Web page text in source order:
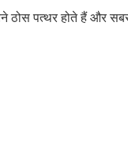
ठोस पत्थर होते हैं और